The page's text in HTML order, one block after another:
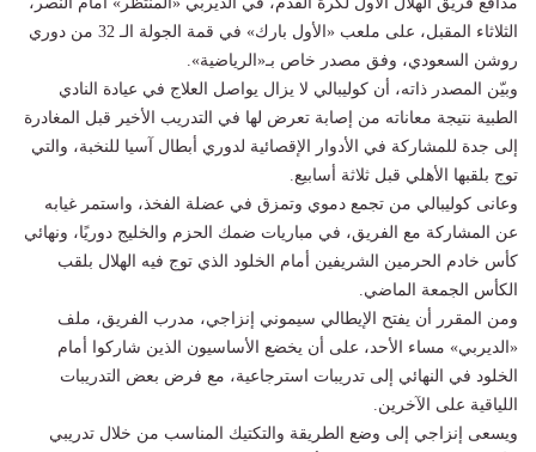
الثلاثاء المقبل، على ملعب «الأول بارك» في قمة الجولة الـ 32 من دوري
روشن السعودي، وفق مصدر خاص بـ«الرياضية».
وبيّن المصدر ذاته، أن كوليبالي لا يزال يواصل العلاج في عيادة النادي
الطبية نتيجة معاناته من إصابة تعرض لها في التدريب الأخير قبل المغادرة
إلى جدة للمشاركة في الأدوار الإقصائية لدوري أبطال آسيا للنخبة، والتي
توج بلقبها الأهلي قبل ثلاثة أسابيع.
وعانى كوليبالي من تجمع دموي وتمزق في عضلة الفخذ، واستمر غيابه
عن المشاركة مع الفريق، في مباريات ضمك الحزم والخليج دوريًا، ونهائي
كأس خادم الحرمين الشريفين أمام الخلود الذي توج فيه الهلال بلقب
الكأس الجمعة الماضي.
ومن المقرر أن يفتح الإيطالي سيموني إنزاجي، مدرب الفريق، ملف
«الديربي» مساء الأحد، على أن يخضع الأساسيون الذين شاركوا أمام
الخلود في النهائي إلى تدريبات استرجاعية، مع فرض بعض التدريبات
اللياقية على الآخرين.
ويسعى إنزاجي إلى وضع الطريقة والتكتيك المناسب من خلال تدريبي